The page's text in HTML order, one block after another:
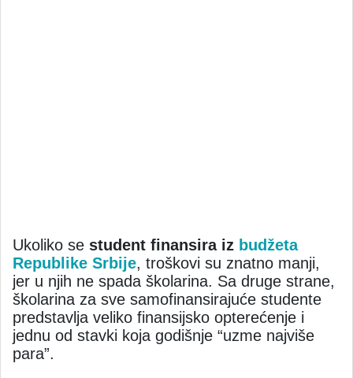
Ukoliko se student finansira iz budžeta
Republike Srbije, troškovi su znatno manji,
jer u njih ne spada školarina. Sa druge strane,
školarina za sve samofinansirajuće studente
predstavlja veliko finansijsko opterećenje i
jednu od stavki koja godišnje “uzme najviše
para”.